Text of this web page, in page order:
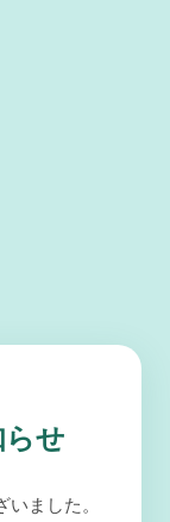
せ
ました。